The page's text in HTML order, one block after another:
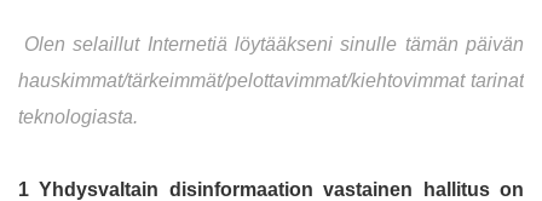
Olen selaillut Internetiä löytääkseni sinulle tämän päivän
hauskimmat/tärkeimmät/pelottavimmat/kiehtovimmat tarinat
teknologiasta.
1 Yhdysvaltain disinformaation vastainen hallitus on